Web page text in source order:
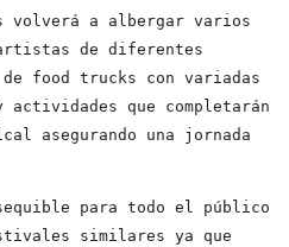
volverá a albergar varios
de diferentes
food trucks con variadas
actividades que completarán
asegurando una jornada
para todo el público
similares ya que